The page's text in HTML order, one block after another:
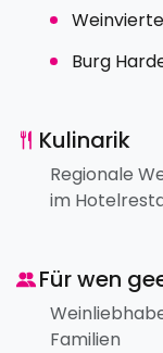
Burg
Kulinarik
Regionale
im
Für wen
Familien